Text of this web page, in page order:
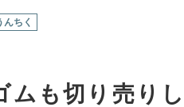
んちく
ムも切り売り